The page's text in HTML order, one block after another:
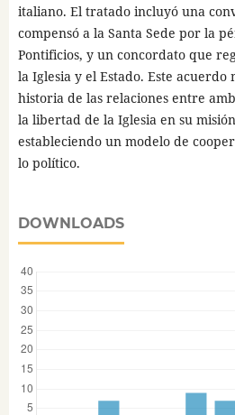
italiano. El tratado incluyó una
compensó a la Santa Sede por la
Pontificios, y un concordato que
la Iglesia y el Estado. Este
historia de las relaciones entre
la libertad de la Iglesia en su
estableciendo un modelo de
lo político.
DOWNLOADS